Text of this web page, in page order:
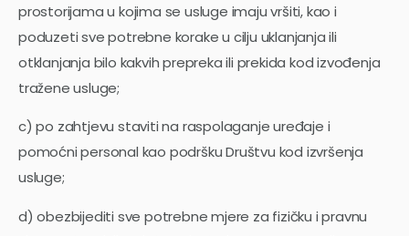
prostorijama u kojima se usluge imaju vršiti, kao i
poduzeti sve potrebne korake u cilju uklanjanja ili
otklanjanja bilo kakvih prepreka ili prekida kod izvođenja
tražene usluge;
c) po zahtjevu staviti na raspolaganje uređaje i
pomoćni personal kao podršku Društvu kod izvršenja
usluge;
d) obezbijediti sve potrebne mjere za fizičku i pravnu